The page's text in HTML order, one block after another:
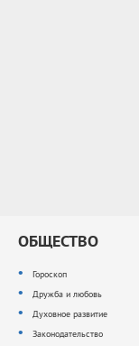
ОБЩЕСТВО
Гороскоп
Дружба и любовь
Духовное развитие
Законодательство